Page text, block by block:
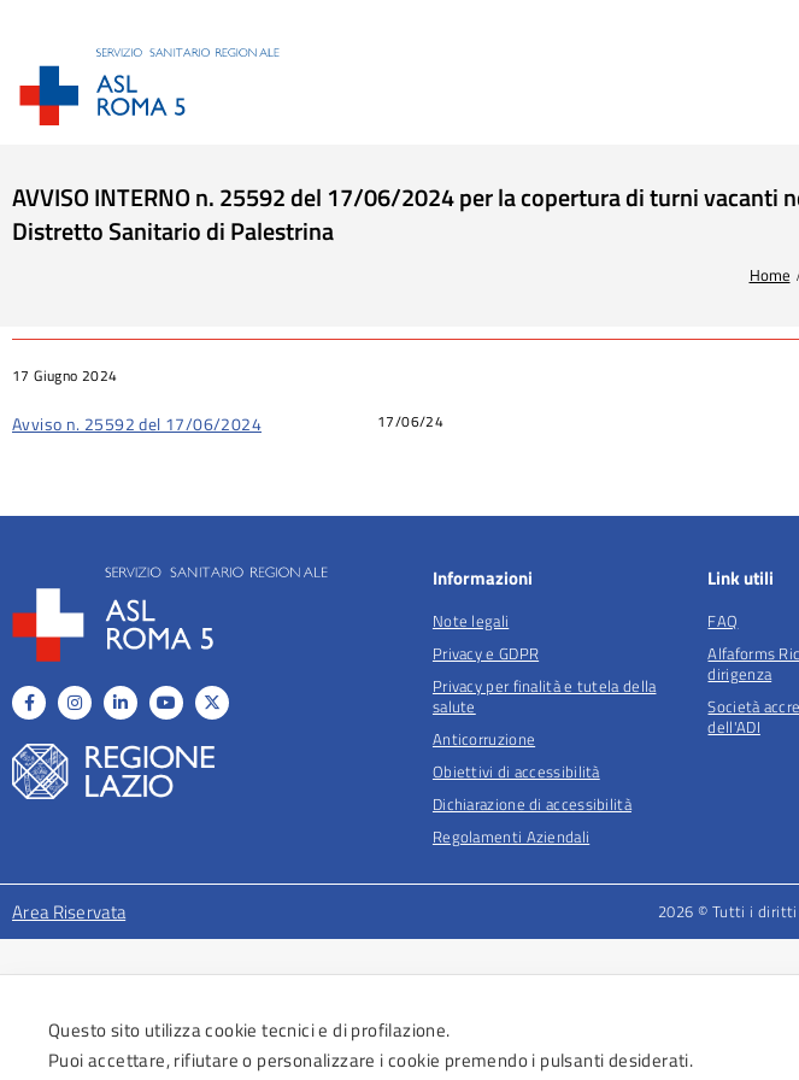
AVVISO INTERNO n. 25592 del 17/06/2024 per la copertura di turni
Distretto Sanitario di Palestrina
Home
17 Giugno 2024
Avviso n. 25592 del 17/06/2024 17/06/24
Informazioni
Note legali
Privacy e GDPR
Privacy per finalità e tutela della
salute
Anticorruzione
Obiettivi di accessibilità
Dichiarazione di accessibilità
Regolamenti Aziendali
Link utili
FAQ
Alfaforms
dirigenza
Società
dell'ADI
Area Riservata 2026 © Tutti i diritti
Questo sito utilizza cookie tecnici e di profilazione.
Puoi accettare, rifiutare o personalizzare i cookie premendo i pulsanti desiderati.